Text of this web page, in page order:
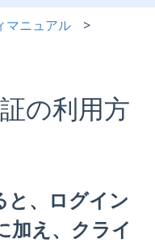
マニュアル
の利用方
と、ログイン
加え、クライ